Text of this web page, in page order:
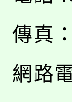
傳真
網路